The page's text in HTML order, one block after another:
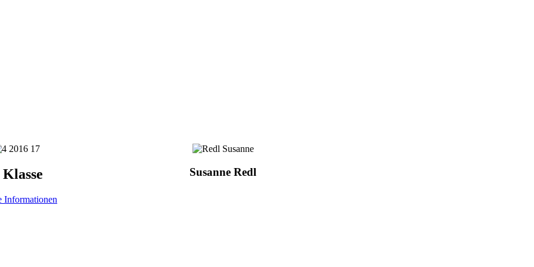
Klasse
Informationen
Susanne Redl